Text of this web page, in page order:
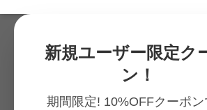
新規ユーザー限定ク
ン！
期間限定! 10%OFFクーポン
レディース
339件の商品が